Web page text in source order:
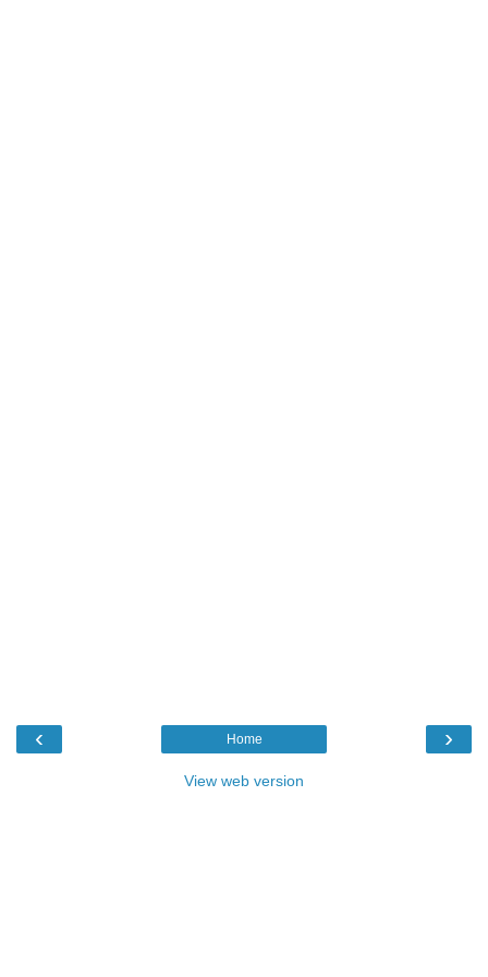
‹ ›
Home
View web version